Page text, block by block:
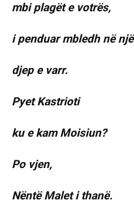
mbi plagët e votrës,
i penduar mbledh në një
djep e varr.
Pyet Kastrioti
ku e kam Moisiun?
Po vjen,
Nëntë Malet i thanë.